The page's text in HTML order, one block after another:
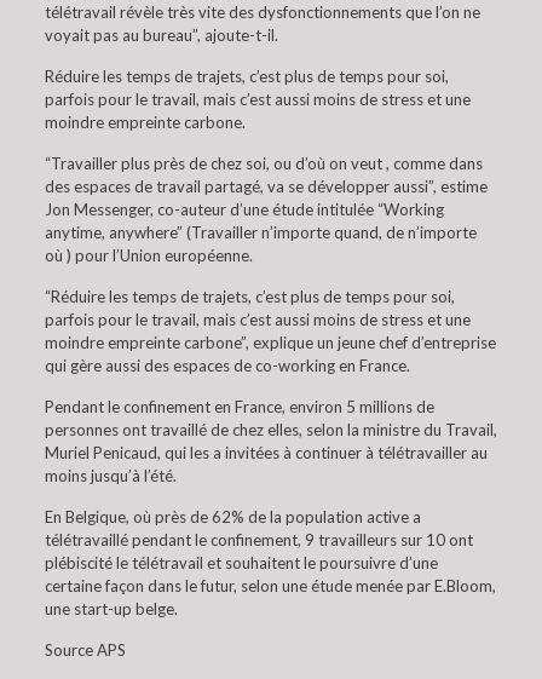
télétravail révèle très vite des dysfonctionnements que l’on ne
voyait pas au bureau”, ajoute-t-il.
Réduire les temps de trajets, c’est plus de temps pour soi,
parfois pour le travail, mais c’est aussi moins de stress et une
moindre empreinte carbone.
“Travailler plus près de chez soi, ou d’où on veut , comme dans
des espaces de travail partagé, va se développer aussi”, estime
Jon Messenger, co-auteur d’une étude intitulée “Working
anytime, anywhere” (Travailler n’importe quand, de n’importe
où ) pour l’Union européenne.
“Réduire les temps de trajets, c’est plus de temps pour soi,
parfois pour le travail, mais c’est aussi moins de stress et une
moindre empreinte carbone”, explique un jeune chef d’entreprise
qui gère aussi des espaces de co-working en France.
Pendant le confinement en France, environ 5 millions de
personnes ont travaillé de chez elles, selon la ministre du Travail,
Muriel Penicaud, qui les a invitées à continuer à télétravailler au
moins jusqu’à l’été.
En Belgique, où près de 62% de la population active a
télétravaillé pendant le confinement, 9 travailleurs sur 10 ont
plébiscité le télétravail et souhaitent le poursuivre d’une
certaine façon dans le futur, selon une étude menée par E.Bloom,
une start-up belge.
Source APS